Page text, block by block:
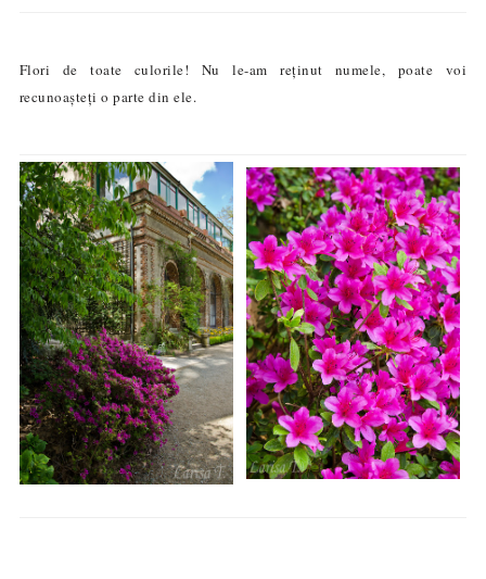
Flori de toate culorile! Nu le-am reținut numele, poate voi
recunoașteți o parte din ele.